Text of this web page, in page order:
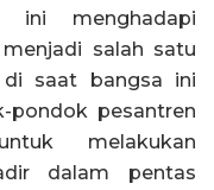
menghadapi
salah satu
di saat bangsa ini
pondok pesantren
melakukan
dalam pentas